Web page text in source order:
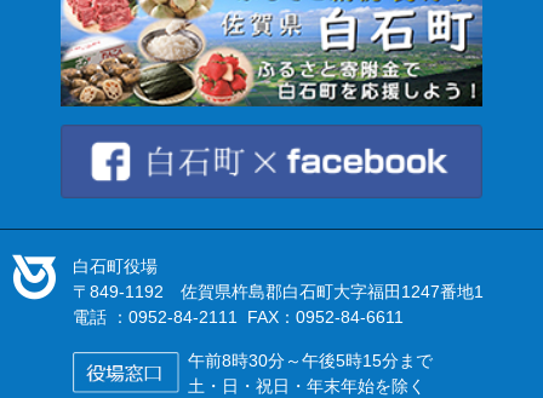
白石町役場
〒849-1192 佐賀県杵島郡白石町大字福田1247番地1
電話 ：0952-84-2111 FAX：0952-84-6611
午前8時30分～午後5時15分まで
土・日・祝日・年末年始を除く